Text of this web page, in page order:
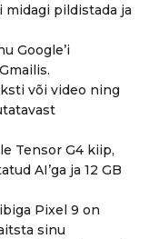
midagi pildistada ja
Google’i
või video ning
Tensor G4 kiip,
AI’ga ja 12 GB
Pixel 9 on
sinu